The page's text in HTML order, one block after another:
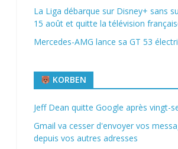
La Liga débarque sur Disney+ sans
15 août et quitte la télévision
Mercedes-AMG lance sa GT 53
KORBEN
Jeff Dean quitte Google après vingt-
Gmail va cesser d'envoyer vos
depuis vos autres adresses